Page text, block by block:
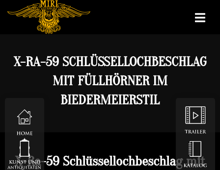
X-RA-59 SCHLÜSSELLOCHBESCHLAG
MIT FÜLLHÖRNER IM
BIEDERMEIERSTIL
X-Ra-59 Schlüssellochbeschlag mit